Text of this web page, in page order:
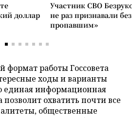
доллар
Участник СВО
не раз признавали
пропавшим»
формат работы Госсовета
ходы и варианты
единая информационная
охватить почти все
общественные